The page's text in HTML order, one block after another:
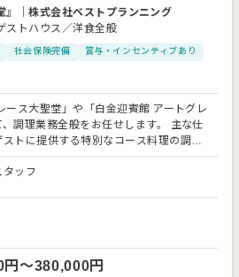
｜株式会社ベストプランニング
ストハウス／洋食全般
社会保険完備
賞与・インセンティブあり
ース大聖堂」や「白金迎賓館 アートグレ
調理業務全般をお任せします。 主な仕
トに提供する特別なコース料理の調理
華やかな会食やパーティー、期間限定
など、多彩なシーンで腕を振るってい
中心ですが、お客様の細かなご要望や会
わせ、趣向を凝らしたメニューを手掛
上場グループの安定し
料理のクオリティにとことんこだわっ
日を彩る一皿を通じて、おもてなしの
タッフ
円〜380,000円